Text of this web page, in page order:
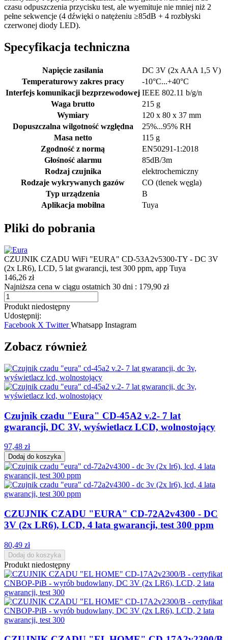
czasu odpuszczenia przycisku test, ale wyemituje nie mniej niż 2
pełne sekwencje (4 dźwięki o natężeniu ≥85dB + 4 rozbłyski
czerwonej diody LED).
Specyfikacja techniczna
Napięcie zasilania
DC 3V (2x AAA 1,5 V)
Temperaturowy zakres pracy
-10°C...+40°C
Interfejs komunikacji bezprzewodowej IEEE 802.11 b/g/n
Waga brutto
215 g
Wymiary
120 x 80 x 37 mm
Dopuszczalna wilgotność względna
25%...95% RH
Masa netto
115 g
Zgodność z normą
EN50291-1:2018
Głośność alarmu
85dB/3m
Rodzaj czujnika
elektrochemiczny
Rodzaje wykrywanych gazów
CO (tlenek węgla)
Typ urządzenia
B
Aplikacja mobilna
Tuya
Pliki do pobrania
CZUJNIK CZADU WiFi "EURA" CD-53A2v5300-TY - DC 3V
(2x LR6), LCD, 5 lat gwarancji, test 300 ppm, app Tuya
146,26 zł
Najniższa cena w ciągu ostatnich 30 dni : 179,90 zł
Produkt niedostępny
Udostępnij:
Facebook X Twitter Whatsapp Instagram
Zobacz również
Czujnik czadu "Eura" CD-45A2 v.2- 7 lat
gwarancji, DC 3V, wyświetlacz LCD, wolnostojący
97,48 zł
Dodaj do koszyka
CZUJNIK CZADU "EURA" CD-72A2v4300 - DC
3V (2x LR6), LCD, 4 lata gwarancji, test 300 ppm
80,49 zł
Dodaj do koszyka
Produkt niedostępny